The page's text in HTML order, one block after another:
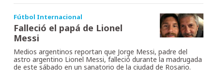
Fútbol Internacional
Falleció el papá de Lionel
Messi
Medios argentinos reportan que Jorge Messi, padre del
astro argentino Lionel Messi, falleció durante la madrugada
de este sábado en un sanatorio de la ciudad de Rosario.